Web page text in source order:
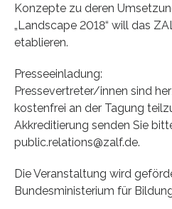
Konzepte zu deren
„Landscape 2018“ will das
etablieren.
Presseeinladung:
Pressevertreter/innen sind
kostenfrei an der Tagung
Akkreditierung senden Sie
public.relations@zalf.de.
Die Veranstaltung wird
Bundesministerium für